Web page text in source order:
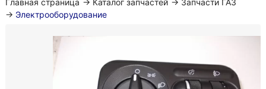
Главная страница → Каталог запчастей → Запчасти ГАЗ
→ Электрооборудование